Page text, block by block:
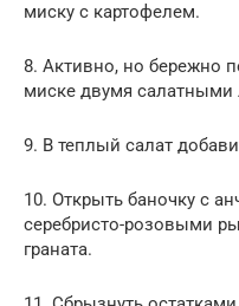
миску с картофелем.
8. Активно, но бережно
миске двумя
9. В теплый салат
10. Открыть баночку с
серебристо-розовыми
граната.